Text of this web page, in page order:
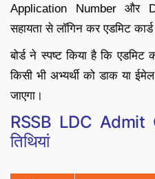
Application Number और
सहायता से लॉगिन कर एडमिट
बोर्ड ने स्पष्ट किया है कि
किसी भी अभ्यर्थी को डाक या
जाएगा।
RSSB LDC Admit
तिथियां